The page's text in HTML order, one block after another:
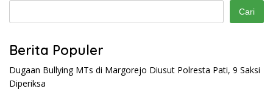
Cari
Berita Populer
Dugaan Bullying MTs di Margorejo Diusut Polresta Pati, 9 Saksi
Diperiksa